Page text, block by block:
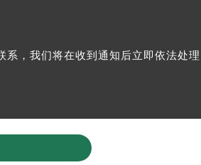
，我们将在收到通知后立即依法处